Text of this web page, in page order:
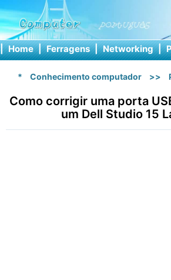
| Home | Ferragens | Networking |
* Conhecimento computador >>
Como corrigir uma porta
um Dell Studio 15